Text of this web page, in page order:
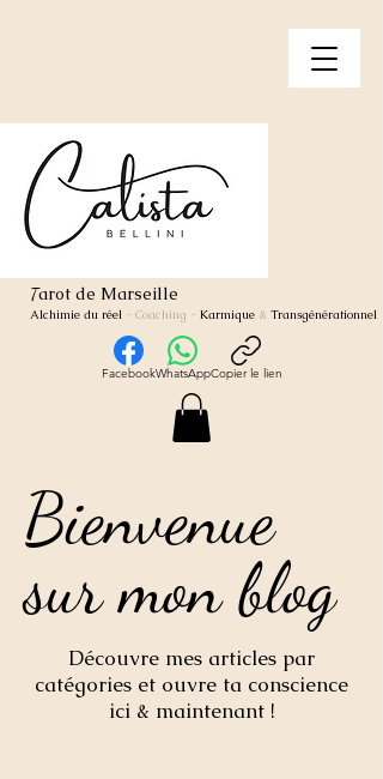
Tarot de Marseille
Alchimie du réel - Coaching - Karmique & Transgénérationnel
FacebookWhatsAppCopier le lien
Bienvenue
sur mon blog
Bienvenue
sur mon blog
Découvre mes articles par
catégories et ouvre ta conscience
ici & maintenant !